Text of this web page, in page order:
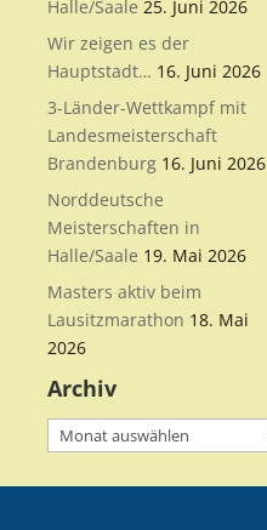
Halle/Saale 25. Juni 2026
Wir zeigen es der
Hauptstadt… 16. Juni 2026
3-Länder-Wettkampf mit
Landesmeisterschaft
Brandenburg 16. Juni 2026
Norddeutsche
Meisterschaften in
Halle/Saale 19. Mai 2026
Masters aktiv beim
Lausitzmarathon 18. Mai
2026
Archiv
Archiv